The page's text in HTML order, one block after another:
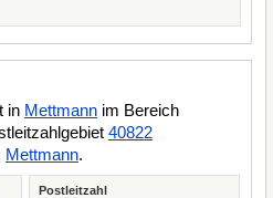
in Mettmann im Bereich
40822
Mettmann.
Postleitzahl